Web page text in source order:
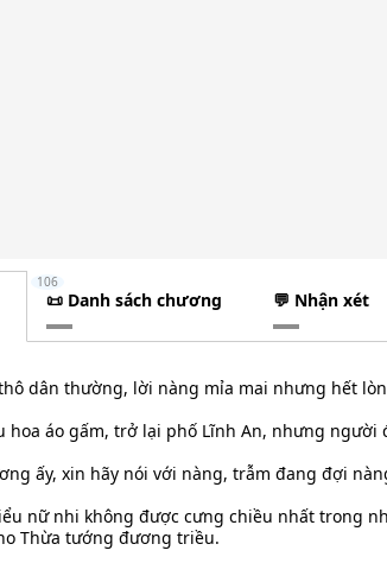
📜 Danh sách chương
106
💬 Nhận xét
dân thường, lời nàng mỉa mai nhưng hết
hoa áo gấm, trở lại phố Lĩnh An, nhưng người
ấy, xin hãy nói với nàng, trẫm đang đợi
nữ nhi không được cưng chiều nhất trong
Thừa tướng đương triều.